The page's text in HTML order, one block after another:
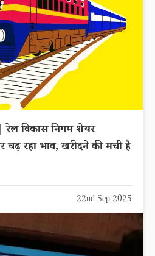
विकास निगम शेयर
चढ़ रहा भाव, खरीदने की मची है
22nd Sep 2025